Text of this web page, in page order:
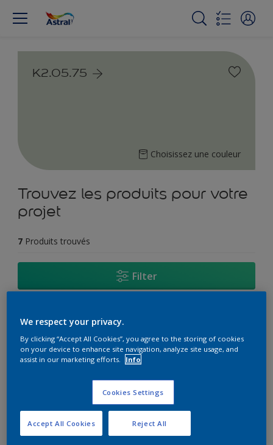
K2.05.75
Choisissez une couleur
Trouvez les produits pour votre
projet
7 Produits trouvés
Filter
Aquastral Mat
Facile d'application
Couleur Hautement Durable
We respect your privacy.
By clicking “Accept All Cookies”, you agree to the storing of cookies
on your device to enhance site navigation, analyze site usage, and
assist in our marketing efforts.
Info
Cookies Settings
Reject All
Accept All Cookies